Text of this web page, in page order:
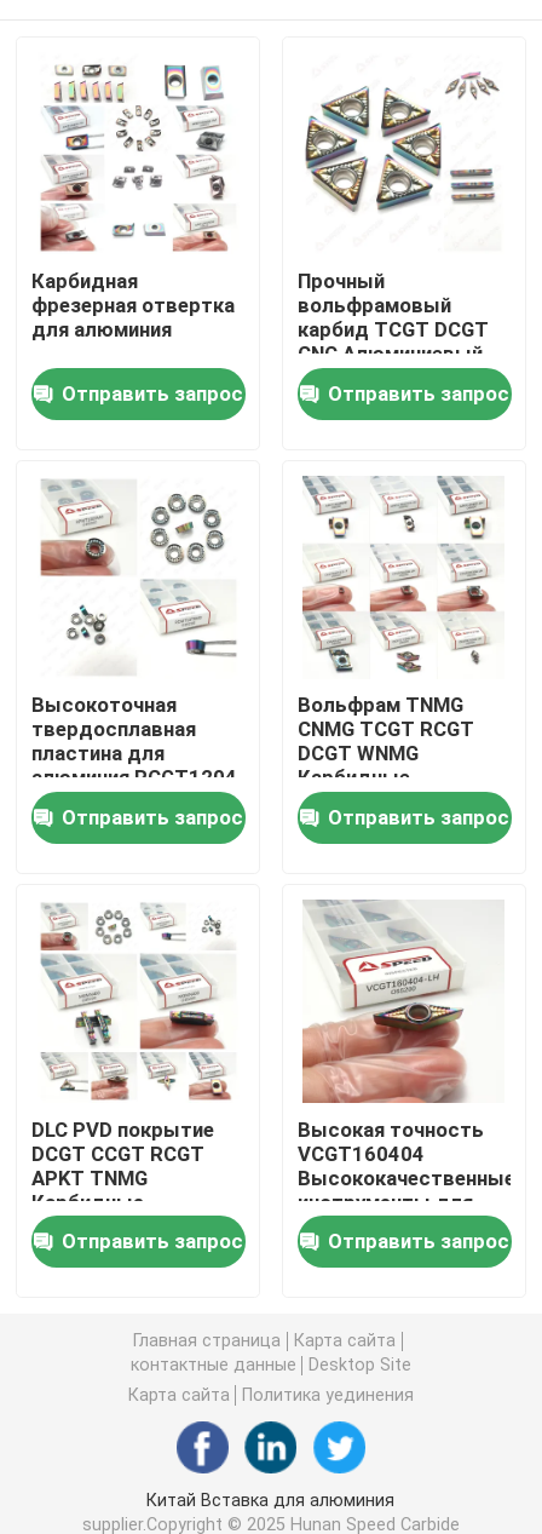
Главная страница
Продукция
О Компании
Наша фабрика
контроль качества
контактные данные
Новости
Все случаи
Вставка карбида филируя
Вставка карбида поворачивая
Карбид продевая нитку вставку
Карбид калибруя вставку
Вставка карбида для алюминия
Вставки карбида для стали
Вставка карбида для нержавеющей стали
Карбидная
фрезерная отвертка
для алюминия
Отправить запрос
Прочный
вольфрамовый
карбид TCGT DCGT
CNC Алюминиевый
карбид для вставки
с высокой
точностью
Отправить запрос
Высокоточная
твердосплавная
пластина для
алюминия RCGT1204
RPGT RCGT10T3
RCGT1003 DLC PVD
покрытие и высокая
Отправить запрос
Вольфрам TNMG
CNMG TCGT RCGT
DCGT WNMG
Карбидные
алюминиевые
вставки для
многогранного
Отправить запрос
DLC PVD покрытие
DCGT CCGT RCGT
APKT TNMG
Карбидные
пластины для
алюминия
Отправить запрос
Высокая точность
VCGT160404
Высококачественные
инструменты для
резки станков с ЧПУ
Обработка
алюминиевых
Отправить запрос
Главная страница
Карта сайта
контактные данные
Desktop Site
Карта сайта
Политика уединения
Китай Вставка для алюминия
supplier.Copyright © 2025 Hunan Speed Carbide